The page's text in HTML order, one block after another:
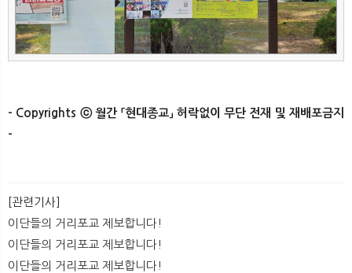
- Copyrights ⓒ 월간 「현대종교」 허락없이 무단 전재 및 재배포금지
-
[관련기사]
이단들의 거리포교 제보합니다!
이단들의 거리포교 제보합니다!
이단들의 거리포교 제보합니다!